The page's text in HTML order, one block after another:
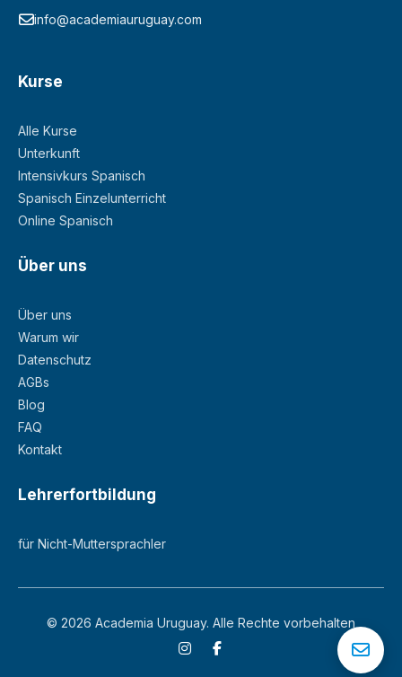
info@academiauruguay.com
Kurse
Alle Kurse
Unterkunft
Intensivkurs Spanisch
Spanisch Einzelunterricht
Online Spanisch
Über uns
Über uns
Warum wir
Datenschutz
AGBs
Blog
FAQ
Kontakt
Lehrerfortbildung
für Nicht-Muttersprachler
© 2026 Academia Uruguay. Alle Rechte vorbehalten